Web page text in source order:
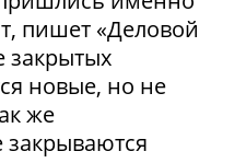
пишет «Деловой
закрытых
новые, но не
же